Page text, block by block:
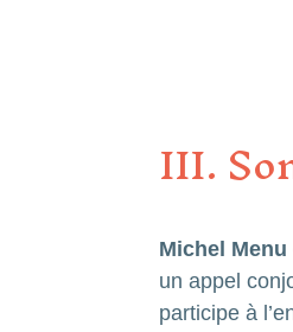
III.
Michel
un appel
participe à